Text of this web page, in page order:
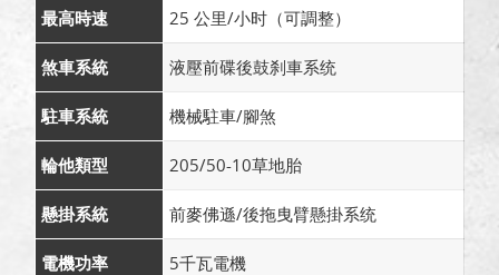
最高時速 25 公里/小时（可調整）
煞車系統 液壓前碟後鼓刹車系统
駐車系統 機械駐車/腳煞
輪他類型 205/50-10草地胎
懸掛系統 前麥佛遜/後拖曳臂懸掛系统
電機功率 5千瓦電機